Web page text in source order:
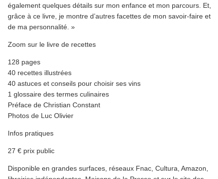
également quelques détails sur mon enfance et mon parcours. Et,
grâce à ce livre, je montre d’autres facettes de mon savoir-faire et
de ma personnalité. »
Zoom sur le livre de recettes
128 pages
40 recettes illustrées
40 astuces et conseils pour choisir ses vins
1 glossaire des termes culinaires
Préface de Christian Constant
Photos de Luc Olivier
Infos pratiques
27 € prix public
Disponible en grandes surfaces, réseaux Fnac, Cultura, Amazon,